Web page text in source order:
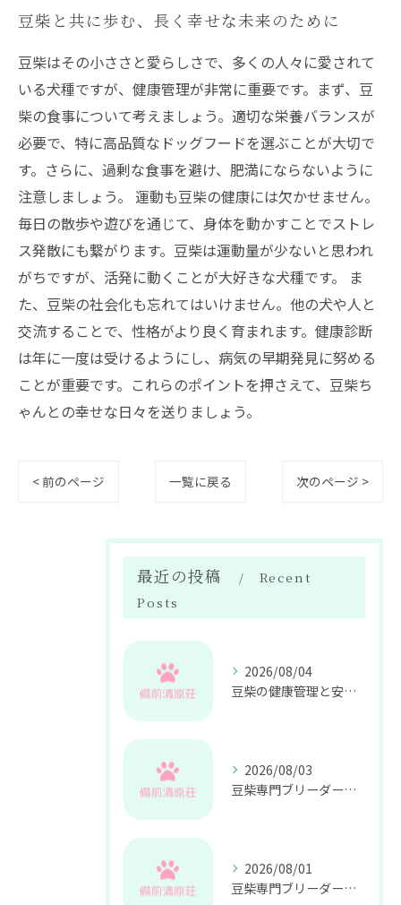
豆柴と共に歩む、長く幸せな未来のために
豆柴はその小ささと愛らしさで、多くの人々に愛されて
いる犬種ですが、健康管理が非常に重要です。まず、豆
柴の食事について考えましょう。適切な栄養バランスが
必要で、特に高品質なドッグフードを選ぶことが大切で
す。さらに、過剰な食事を避け、肥満にならないように
注意しましょう。 運動も豆柴の健康には欠かせません。
毎日の散歩や遊びを通じて、身体を動かすことでストレ
ス発散にも繋がります。豆柴は運動量が少ないと思われ
がちですが、活発に動くことが大好きな犬種です。 ま
た、豆柴の社会化も忘れてはいけません。他の犬や人と
交流することで、性格がより良く育まれます。健康診断
は年に一度は受けるようにし、病気の早期発見に努める
ことが重要です。これらのポイントを押さえて、豆柴ち
ゃんとの幸せな日々を送りましょう。
< 前のページ 一覧に戻る 次のページ >
最近の投稿
Recent
Posts
2026/08/04
豆柴の健康管理と安心の飼育サポート解説
2026/08/03
豆柴専門ブリーダーが教える健康管理の極意
2026/08/01
豆柴専門ブリーダーによる健康管理と飼育サポートの重要性